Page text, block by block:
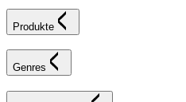
Produkte
Genres